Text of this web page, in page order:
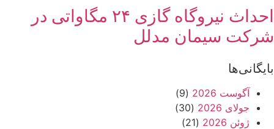
احداث نیروگاه گازی ۲۴ مگاواتی در
شرکت سیمان مدلل
بایگانی‌ها
آگوست 2026
(9)
جولای 2026
(30)
ژوئن 2026
(21)